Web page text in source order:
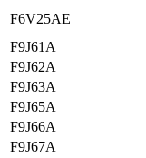
F6V25AE
F9J61A
F9J62A
F9J63A
F9J65A
F9J66A
F9J67A